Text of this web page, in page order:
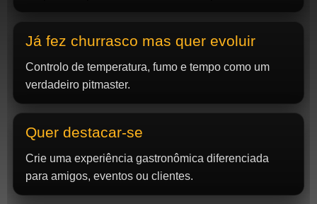
Já fez churrasco mas quer evoluir
Controlo de temperatura, fumo e tempo como um
verdadeiro pitmaster.
Quer destacar-se
Crie uma experiência gastronômica diferenciada
para amigos, eventos ou clientes.